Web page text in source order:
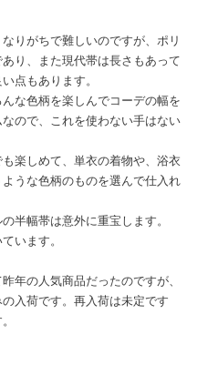
りがちで難しいのですが、ポリ
り、また現代帯は長さもあって
点もあります。
な色柄を楽しんでコーデの幅を
ので、これを使わない手はない
楽しめて、単衣の着物や、浴衣
うな色柄のものを選んで仕入れ
半幅帯は意外に重宝します。
います。
年の人気商品だったのですが、
入荷です。再入荷は未定です